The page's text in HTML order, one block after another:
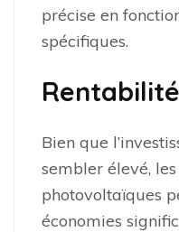
précise en
spécifiques.
Bien que
sembler élevé,
photovoltaïques
économies